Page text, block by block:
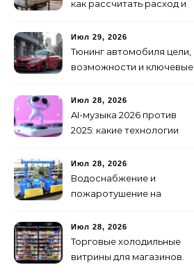
как рассчитать расход и
Июл 29, 2026
Тюнинг автомобиля цели,
возможности и ключевые
транспортных средств
Июл 28, 2026
AI-музыка 2026 против
2025: какие технологии
создание клипов
изменилось навсегда
Июл 28, 2026
Водоснабжение и
пожаротушение на
оборудование
предусмотреть заранее
Июл 28, 2026
Торговые холодильные
витрины для магазинов.